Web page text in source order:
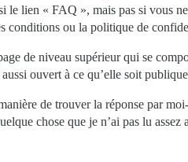
le lien « FAQ », mais pas si vous
conditions ou la politique de
de niveau supérieur qui se
ouvert à ce qu’elle soit
de trouver la réponse par
chose que je n’ai pas lu assez